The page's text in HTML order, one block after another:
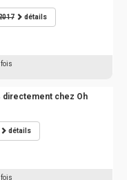
détails
fois
directement chez Oh
détails
fois